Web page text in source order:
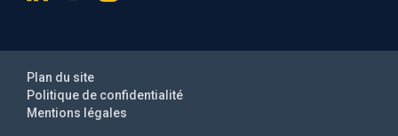
Mentions légales
Politique de confidentialité
Plan du site